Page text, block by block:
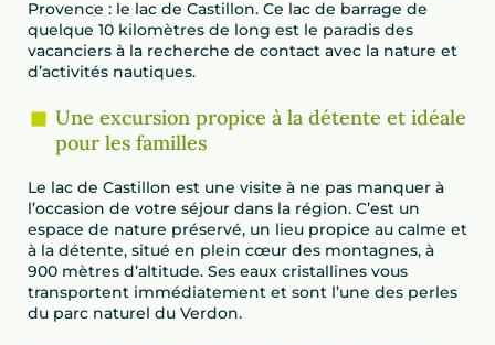
Provence : le lac de Castillon. Ce lac de barrage de
quelque 10 kilomètres de long est le paradis des
vacanciers à la recherche de contact avec la nature et
d’activités nautiques.
Une excursion propice à la détente et idéale
pour les familles
Le lac de Castillon est une visite à ne pas manquer à
l’occasion de votre séjour dans la région. C’est un
espace de nature préservé, un lieu propice au calme et
à la détente, situé en plein cœur des montagnes, à
900 mètres d’altitude. Ses eaux cristallines vous
transportent immédiatement et sont l’une des perles
du parc naturel du Verdon.